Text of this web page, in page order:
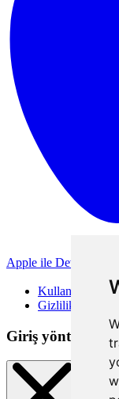
Apple ile Devam Et
Kullanım
Gizlilik Politikası
Giriş yöntemleri